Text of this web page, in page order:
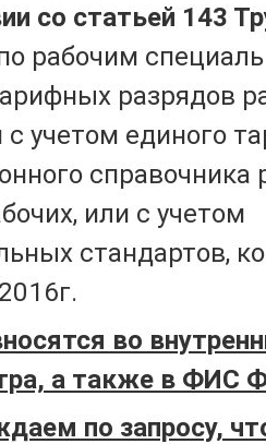
со статьей 143
рабочим
разрядов
с учетом единого
справочника
или с учетом
стандартов,
во
а также в ФИС
по запросу,